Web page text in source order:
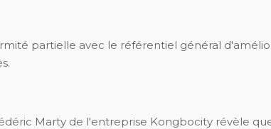
partielle avec le référentiel général
Marty de l'entreprise Kongbocity révèle